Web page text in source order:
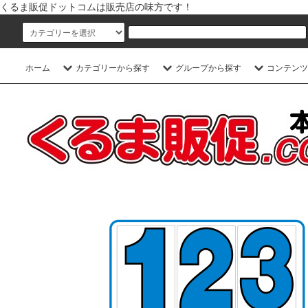
くるま販促ドットコムは販売店の味方です！
ホーム カテゴリーから探す グループから探す コンテン